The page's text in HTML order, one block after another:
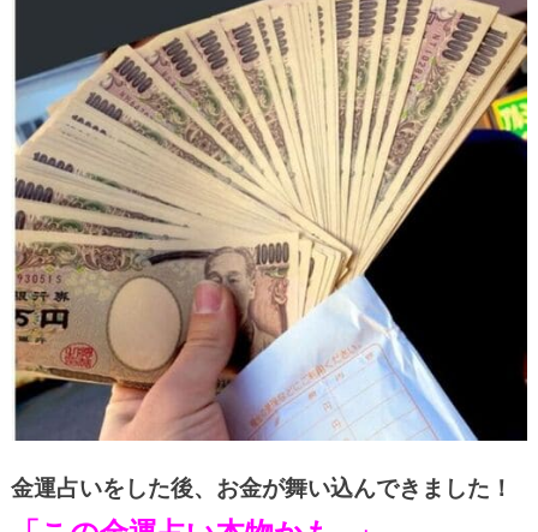
金運占いをした後、お金が舞い込んできました！